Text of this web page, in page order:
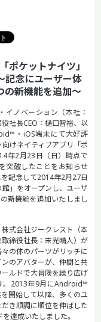
ポケットナイツ」
記念にユーザー体
の新機能を追加～
イノベーション（本社：
社長CEO：樋口智裕、以
・iOS端末にて大好評
けネイティブアプリ「ポ
年2月23日（日）時点で
突破したことをお知らせ
記念して2014年2月27日
館」をオープンし、ユーザ
新機能を追加いたしまし
株式会社ジークレスト（本
締役社長：末光晴人）が
の体のパーツがリッチに
のアバターが、仲間と共
ルドで大冒険を繰り広げ
。2013年9月にAndroid™
開始して以降、多くのユ
き順調に順位を伸ばした
達成いたしました。